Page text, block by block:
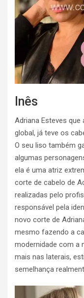
Inês
Adriana Esteves
global, já teve os
O seu liso também
algumas
ela é uma atriz
corte de cabelo de
realizadas pelo
responsável pela
novo corte de
mesmo fazendo a
modernidade com a
mais nas laterais,
semelhança